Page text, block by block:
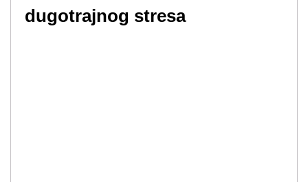
dugotrajnog stresa